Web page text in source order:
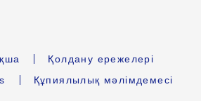
Қолдану ережелері
Құпиялылық мәлімдемесі